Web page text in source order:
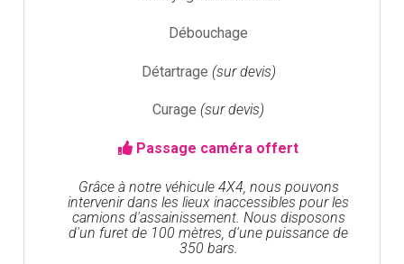
Débouchage
Détartrage (sur devis)
Curage (sur devis)
Passage caméra offert
Grâce à notre véhicule 4X4, nous pouvons
intervenir dans les lieux inaccessibles pour les
camions d'assainissement. Nous disposons
d'un furet de 100 mètres, d'une puissance de
350 bars.